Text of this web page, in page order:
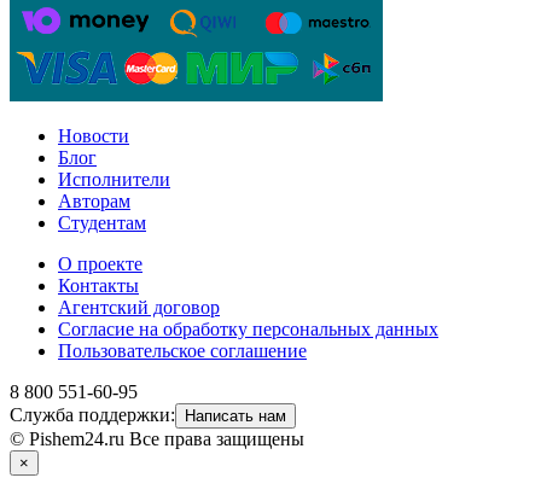
Новости
Блог
Исполнители
Авторам
Студентам
О проекте
Контакты
Агентский договор
Согласие на обработку персональных данных
Пользовательское соглашение
8 800 551-60-95
Служба поддержки:
Написать нам
© Pishem24.ru Все права защищены
×